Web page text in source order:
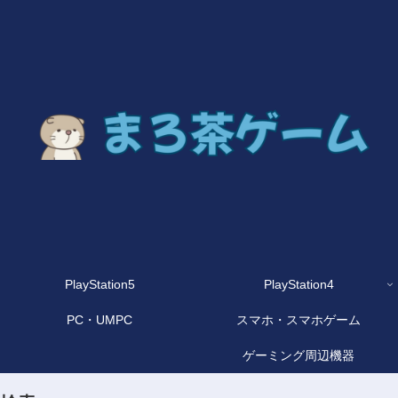
PlayStation5 PlayStation4
PC・UMPC スマホ・スマホゲーム
ゲーミング周辺機器